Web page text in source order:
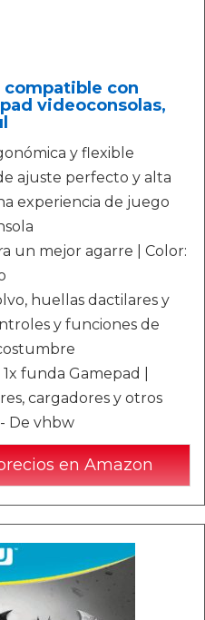
con
videoconsolas,
y flexible
ajuste perfecto y alta
experiencia de juego
un mejor agarre | Color:
huellas dactilares y
y funciones de
funda Gamepad |
cargadores y otros
De vhbw
en Amazon